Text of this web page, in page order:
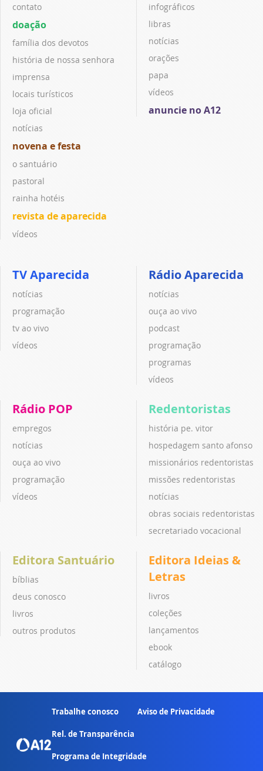
contato
doação
família dos devotos
história de nossa senhora
imprensa
locais turísticos
loja oficial
notícias
novena e festa
o santuário
pastoral
rainha hotéis
revista de aparecida
vídeos
infográficos
libras
notícias
orações
papa
vídeos
anuncie no A12
TV Aparecida
notícias
programação
tv ao vivo
vídeos
Rádio Aparecida
notícias
ouça ao vivo
podcast
programação
programas
vídeos
Rádio POP
empregos
notícias
ouça ao vivo
programação
vídeos
Redentoristas
história pe. vitor
hospedagem santo afonso
missionários redentoristas
missões redentoristas
notícias
obras sociais redentoristas
secretariado vocacional
Editora Santuário
bíblias
deus conosco
livros
outros produtos
Editora Ideias &
Letras
livros
coleções
lançamentos
ebook
catálogo
Trabalhe conosco Aviso de Privacidade
Rel. de Transparência
Programa de Integridade